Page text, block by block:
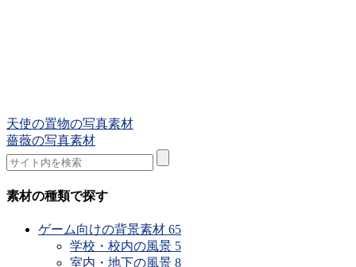
天使の置物の写真素材
薔薇の写真素材
素材の種類で探す
ゲーム向けの背景素材 65
学校・校内の風景 5
室内・地下の風景 8